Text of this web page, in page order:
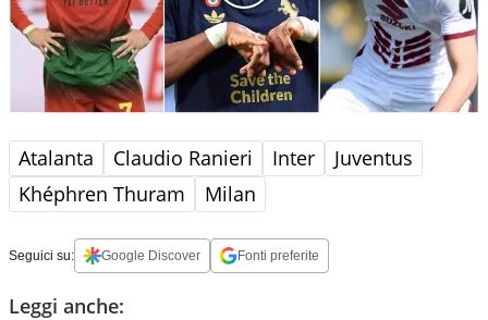
Atalanta Claudio Ranieri Inter
Juventus
Khéphren Thuram
Milan
Seguici su: Google Discover Fonti preferite
Leggi anche: